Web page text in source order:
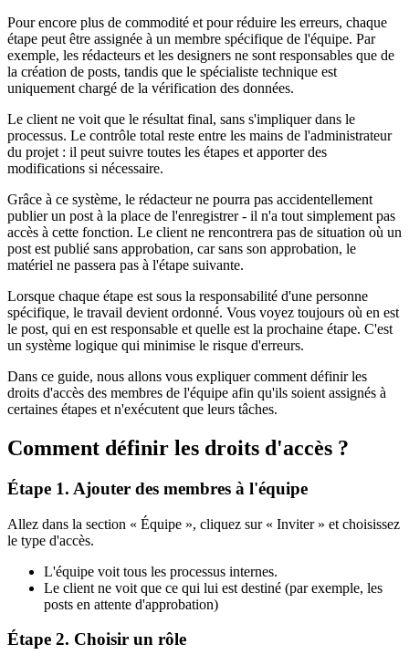
Pour encore plus de commodité et pour réduire les erreurs, chaque
étape peut être assignée à un membre spécifique de l'équipe. Par
exemple, les rédacteurs et les designers ne sont responsables que de
la création de posts, tandis que le spécialiste technique est
uniquement chargé de la vérification des données.
Le client ne voit que le résultat final, sans s'impliquer dans le
processus. Le contrôle total reste entre les mains de l'administrateur
du projet : il peut suivre toutes les étapes et apporter des
modifications si nécessaire.
Grâce à ce système, le rédacteur ne pourra pas accidentellement
publier un post à la place de l'enregistrer - il n'a tout simplement pas
accès à cette fonction. Le client ne rencontrera pas de situation où un
post est publié sans approbation, car sans son approbation, le
matériel ne passera pas à l'étape suivante.
Lorsque chaque étape est sous la responsabilité d'une personne
spécifique, le travail devient ordonné. Vous voyez toujours où en est
le post, qui en est responsable et quelle est la prochaine étape. C'est
un système logique qui minimise le risque d'erreurs.
Dans ce guide, nous allons vous expliquer comment définir les
droits d'accès des membres de l'équipe afin qu'ils soient assignés à
certaines étapes et n'exécutent que leurs tâches.
Comment définir les droits d'accès ?
Étape 1. Ajouter des membres à l'équipe
Allez dans la section « Équipe », cliquez sur « Inviter » et choisissez
le type d'accès.
L'équipe voit tous les processus internes.
Le client ne voit que ce qui lui est destiné (par exemple, les
posts en attente d'approbation)
Étape 2. Choisir un rôle